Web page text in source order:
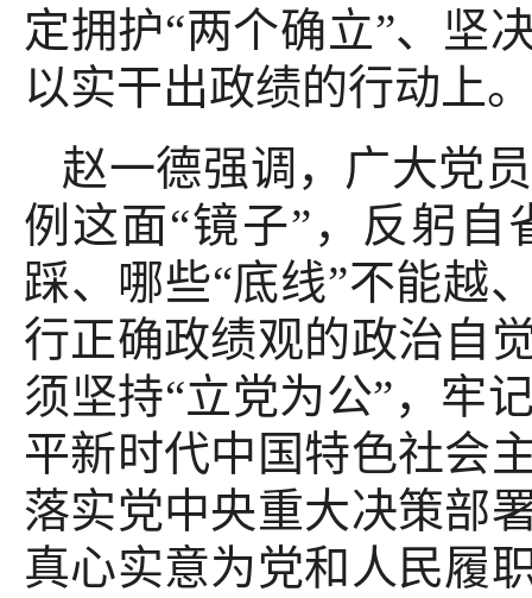
定拥护“两个确立”、坚
以实干出政绩的行动上。
赵一德强调，广大党
例这面“镜子”，反躬自
踩、哪些“底线”不能越
行正确政绩观的政治自
须坚持“立党为公”，牢
平新时代中国特色社会
落实党中央重大决策部
真心实意为党和人民履